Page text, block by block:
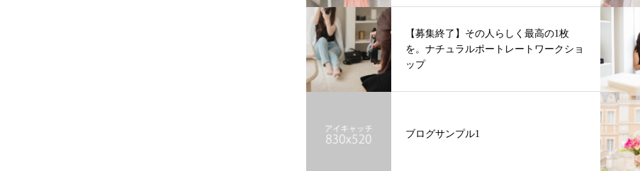
【募集終了】その人らしく最高の1枚
を。ナチュラルポートレートワークショ
ップ
ブログサンプル1